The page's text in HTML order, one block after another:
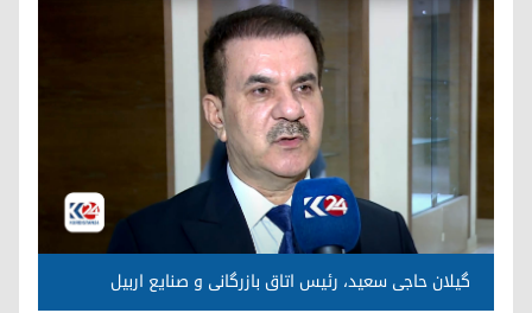
گیلان حاجی سعید، رئیس اتاق بازرگانی و صنایع اربیل